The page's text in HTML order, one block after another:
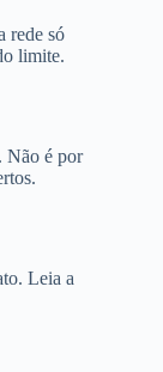
rede só
limite.
Não é por
Leia a